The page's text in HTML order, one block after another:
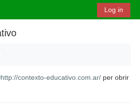
Log in
contexto-educativo.com.ar/ per obrir